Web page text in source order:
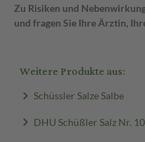
Zu Risiken und
und fragen Sie Ihre Ärztin,
Weitere Produkte aus:
Schüssler Salze Salbe
DHU Schüßler Salz Nr.